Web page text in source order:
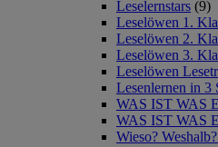
Leselernstars (9)
Leselöwen 1.
Leselöwen 2.
Leselöwen 3.
Leselöwen
Lesenlernen in 3
WAS IST WAS
WAS IST WAS
Wieso?